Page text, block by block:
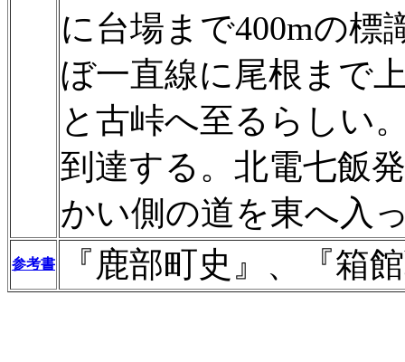
に台場まで400mの
ぼ一直線に尾根まで
と古峠へ至るらしい
到達する。北電七飯
かい側の道を東へ入
参考書 『鹿部町史』、『箱